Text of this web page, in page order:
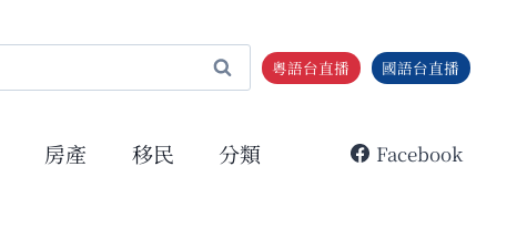
粵語台直播 國語台直播
房產 移民 分類 Facebook